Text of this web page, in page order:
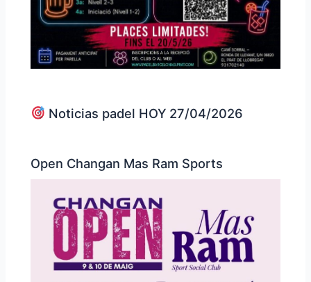
Noticias padel HOY 27/04/2026
Open Changan Mas Ram Sports